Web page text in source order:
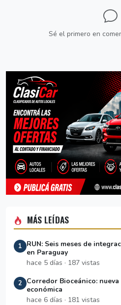
Sé el primero en
MÁS LEÍDAS
1
RUN: Seis meses de
en Paraguay
hace 5 días · 187 vistas
2
Corredor Bioceánico:
económica
hace 6 días · 181 vistas